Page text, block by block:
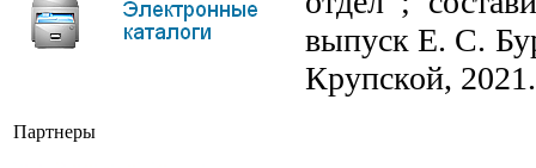
Партнеры
выпуск Е. С.
Крупской,